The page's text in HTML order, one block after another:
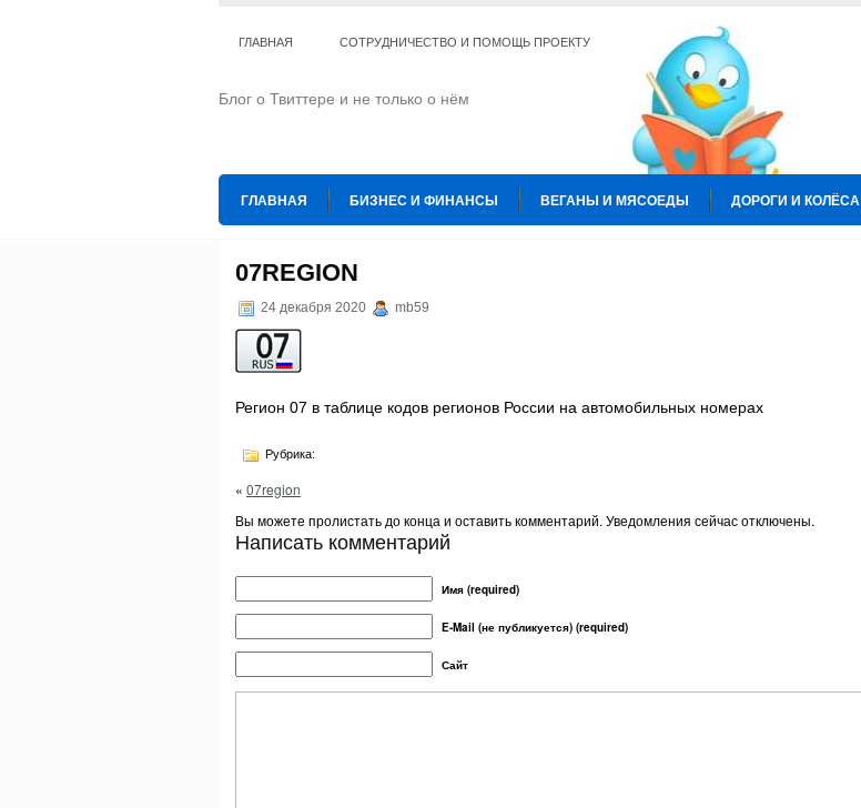
ГЛАВНАЯ СОТРУДНИЧЕСТВО И ПОМОЩЬ ПРОЕКТУ
Блог о Твиттере и не только о нём
ГЛАВНАЯ БИЗНЕС И ФИНАНСЫ ВЕГАНЫ И МЯСОЕДЫ ДОРОГИ И КОЛЁСА
ТЕ КОГО ПРИРУЧИЛИ ШАХМАТЫ
07REGION
24 декабря 2020 mb59
Регион 07 в таблице кодов регионов России на автомобильных номерах
Рубрика:
« 07region
Вы можете пролистать до конца и оставить комментарий. Уведомления сейчас отключены.
Написать комментарий
Имя (required)
E-Mail (не публикуется) (required)
Сайт